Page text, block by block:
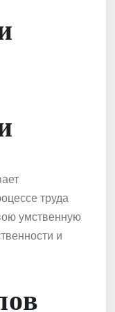
труда
умственную
и